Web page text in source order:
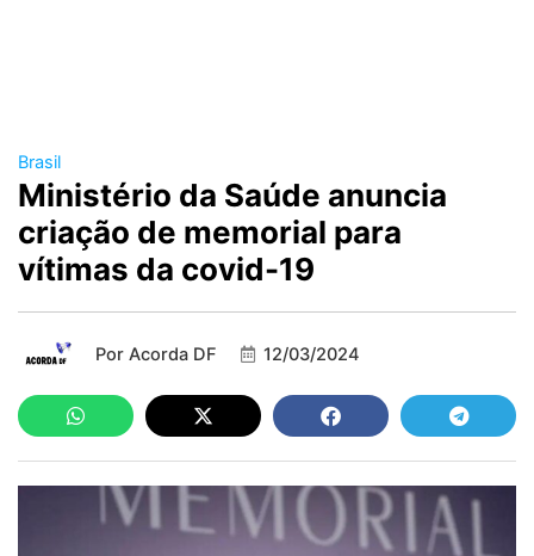
Brasil
Ministério da Saúde anuncia
criação de memorial para
vítimas da covid-19
Por Acorda DF 12/03/2024